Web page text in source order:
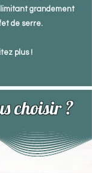
grandement
de serre.
plus !
choisir ?